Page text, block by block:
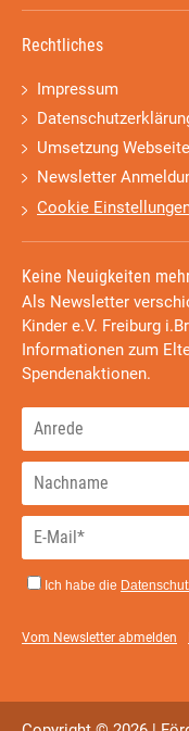
Rechtliches
Impressum
Umsetzung Webseite
Newsletter
Cookie
Keine Neuigkeiten
Als Newsletter
Kinder e.V. Freiburg
Informationen zum
Spendenaktionen.
Ich habe die
Vom Newsletter abmelden